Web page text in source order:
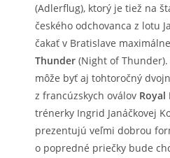
(Adlerflug), ktorý je tiež na
českého odchovanca z lotu
čakať v Bratislave
Thunder (Night of
môže byť aj tohtoročný
z francúzskych oválov Royal
trénerky Ingrid Janáčkovej
prezentujú veľmi dobrou
o popredné priečky bude